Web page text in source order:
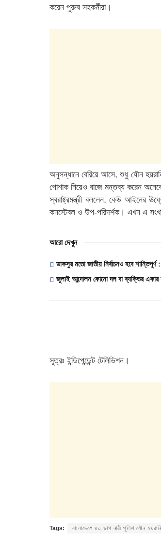
করেন পুরুষ সহকর্মীরা।
অনুসন্ধানে বেরিয়ে আসে, শুধু যৌন
পোশাক নিয়েও বাজে মন্তব্য করেন
স্বরাষ্ট্রমন্ত্রী বললেন, কেউ আইনের
কনস্টেবল ও উপ-পরিদর্শক। এখন এ
আরো দেখুন
ডাকসুর মতো জাতীয় নির্বাচনও হবে শান্তিপূর্ণ
জুলাই আন্দোলন কোনো দল বা ব্যক্তির একার
সূত্রঃ ইন্ডিপেন্ডেন্ট টেলিভিশন।
Tags: বাংলাদেশে ৪০ ভাগ নারী পুলিশ যৌন